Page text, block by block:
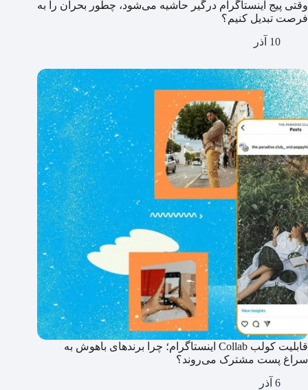
وقتی پیج اینستاگرام درگیر حاشیه می‌شود، چطور بحران را به
فرصت تبدیل کنیم؟
10 آذر
قابلیت کولب Collab اینستاگرام؛ چرا برندهای باهوش به
سراغ پست مشترک می‌روند؟
6 آذر